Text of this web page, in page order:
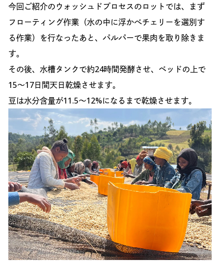
今回ご紹介のウォッシュドプロセスのロットでは、まず
フローティング作業（水の中に浮かべチェリーを選別す
る作業）を行なったあと、パルパーで果肉を取り除きま
す。
その後、水槽タンクで約24時間発酵させ、ベッドの上で
15〜17日間天日乾燥させます。
豆は水分含量が11.5〜12%になるまで乾燥させます。